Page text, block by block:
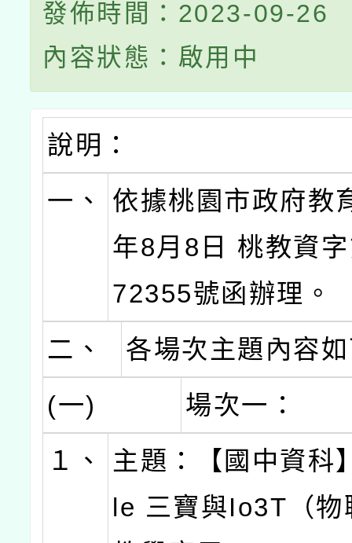
發佈時間：2023-09-26
內容狀態：啟用中
說明：
一、
依據桃園市政府教
年8月8日 桃教資
72355號函辦理。
二、
各場次主題內容
(一)
場次一：
１、
主題：【國中資科
le 三寶與Io3T（物